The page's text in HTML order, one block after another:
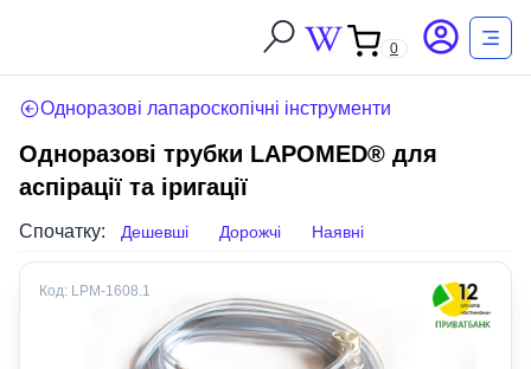
0
Одноразові лапароскопічні інструменти
Одноразові трубки LAPOMED® для
аспірації та іригації
Спочатку: Дешевші Дорожчі Наявні
Код: LPM-1608.1